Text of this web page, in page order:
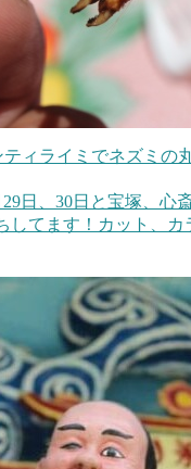
ィライミでネズミの
29日、30日と宝塚、心
してます！カット、カ